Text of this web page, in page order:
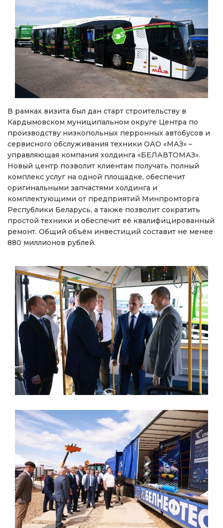
В рамках визита был дан старт строительству в
Кардымовском муниципальном округе Центра по
производству низкопольных перронных автобусов и
сервисного обслуживания техники ОАО «МАЗ» –
управляющая компания холдинга «БЕЛАВТОМАЗ».
Новый центр позволит клиентам получать полный
комплекс услуг на одной площадке, обеспечит
оригинальными запчастями холдинга и
комплектующими от предприятий Минпромторга
Республики Беларусь, а также позволит сократить
простой техники и обеспечит её квалифицированный
ремонт. Общий объём инвестиций составит не менее
880 миллионов рублей.